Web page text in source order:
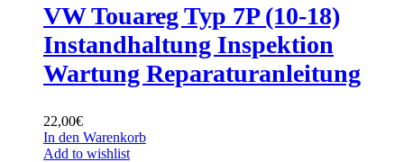
VW Touareg Typ 7P (10-18)
Instandhaltung Inspektion
Wartung Reparaturanleitung
22,00€
In den Warenkorb
Add to wishlist